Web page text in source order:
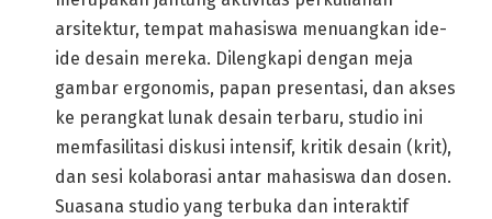
arsitektur, tempat mahasiswa menuangkan ide-
ide desain mereka. Dilengkapi dengan meja
gambar ergonomis, papan presentasi, dan akses
ke perangkat lunak desain terbaru, studio ini
memfasilitasi diskusi intensif, kritik desain (krit),
dan sesi kolaborasi antar mahasiswa dan dosen.
Suasana studio yang terbuka dan interaktif